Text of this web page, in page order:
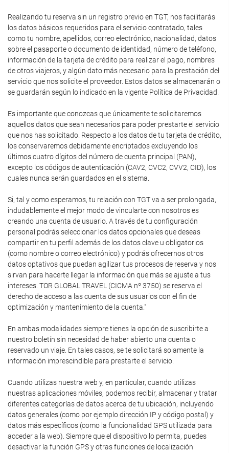
Realizando tu reserva sin un registro previo en TGT, nos facilitarás
los datos básicos requeridos para el servicio contratado, tales
como tu nombre, apellidos, correo electrónico, nacionalidad, datos
sobre el pasaporte o documento de identidad, número de teléfono,
información de la tarjeta de crédito para realizar el pago, nombres
de otros viajeros, y algún dato más necesario para la prestación del
servicio que nos solicite el proveedor. Estos datos se almacenarán o
se guardarán según lo indicado en la vigente Política de Privacidad.
Es importante que conozcas que únicamente te solicitaremos
aquellos datos que sean necesarios para poder prestarte el servicio
que nos has solicitado. Respecto a los datos de tu tarjeta de crédito,
los conservaremos debidamente encriptados excluyendo los
últimos cuatro dígitos del número de cuenta principal (PAN),
excepto los códigos de autenticación (CAV2, CVC2, CVV2, CID), los
cuales nunca serán guardados en el sistema.
Si, tal y como esperamos, tu relación con TGT va a ser prolongada,
indudablemente el mejor modo de vincularte con nosotros es
creando una cuenta de usuario. A través de tu configuración
personal podrás seleccionar los datos opcionales que deseas
compartir en tu perfil además de los datos clave u obligatorios
(como nombre o correo electrónico) y podrás ofrecernos otros
datos optativos que puedan agilizar tus procesos de reserva y nos
sirvan para hacerte llegar la información que más se ajuste a tus
intereses. TOR GLOBAL TRAVEL (CICMA nº 3750) se reserva el
derecho de acceso a las cuenta de sus usuarios con el fin de
optimización y mantenimiento de la cuenta."
En ambas modalidades siempre tienes la opción de suscribirte a
nuestro boletín sin necesidad de haber abierto una cuenta o
reservado un viaje. En tales casos, se te solicitará solamente la
información imprescindible para prestarte el servicio.
Cuando utilizas nuestra web y, en particular, cuando utilizas
nuestras aplicaciones móviles, podemos recibir, almacenar y tratar
diferentes categorías de datos acerca de tu ubicación, incluyendo
datos generales (como por ejemplo dirección IP y código postal) y
datos más específicos (como la funcionalidad GPS utilizada para
acceder a la web). Siempre que el dispositivo lo permita, puedes
desactivar la función GPS y otras funciones de localización